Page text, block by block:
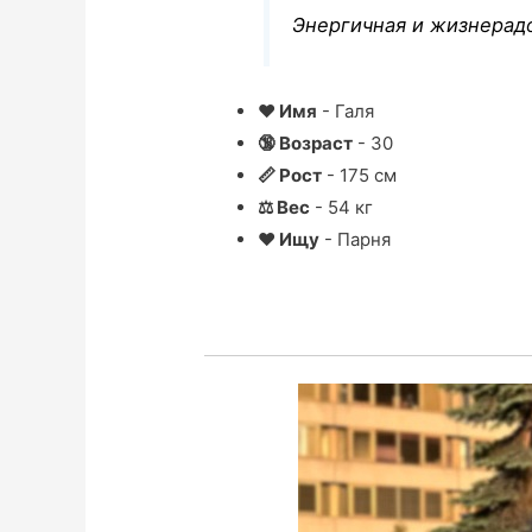
Энергичная и
❤ Имя - Галя
🔞 Возраст - 30
📏 Рост - 175 см
⚖ Вес - 54 кг
❤ Ищу - Парня